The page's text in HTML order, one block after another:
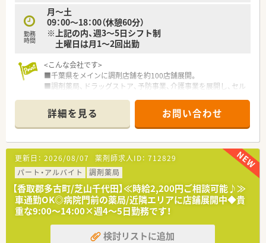
100％会社負担となる手厚い借上げ社宅を希望する方です。
■子どもが小学校に入学するまでの期間、1日6時間の短時間勤
務を選択し、時間外労働の免除を受けて育児と両立したい方で
す。
できるお得な従業員割引制度でお買い物を楽しみたい方です。
勤務
時間
月～土
09：00～18：00（休憩60分）
※上記の内、週3～5日シフト制
土曜日は月1～2回出勤
<こんな会社です>
■千葉県をメインに調剤店舗を約100店舗展開。
■調剤薬局、ドラッグストア、予防事業、介護事業を展開し、セル
ています。
■セルフメディケーションと在宅医療を推進し、看護師や管理栄
養士、ケアマネージャー、登録販売者など幅広い職種の従業員が
在籍しており職種を超えた連携で地域の健康をサポートしてい
ます。
■全店で分離申請となっており、調剤業務に専念できる就業環境
となっております。レジ打ちや品出しは行わず、薬局を併設して
いない店舗への配属はございません。
■調剤併設ドラッグストアや総合病院門、在宅医療専門など様々
なタイプの薬局があり、活躍の場が幅広く用意されております。
ご希望の方には在宅医療の分野などへ進んでいくことも可能で、
薬剤師としてスキルアップを目指していけます。
詳細を見る お問い合わせ
更新日： 2026/08/07 薬剤師求人ID： 712829
パート・アルバイト
調剤薬局
【香取郡多古町/芝山千代田】≪時給2,200円ご相談可能♪≫
車通勤OK◎病院門前の薬局/近隣エリアに店舗展開中◆貴
重な9:00～14:00×週4～5日勤務です！
検討リストに追加